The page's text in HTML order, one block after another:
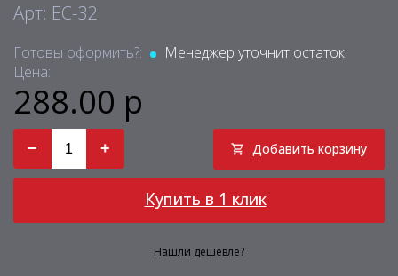
Арт: EC-32
Готовы оформить?:
Менеджер уточнит остаток
Цена:
288.00 р
− + Добавить корзину
Купить в 1 клик
Нашли дешевле?